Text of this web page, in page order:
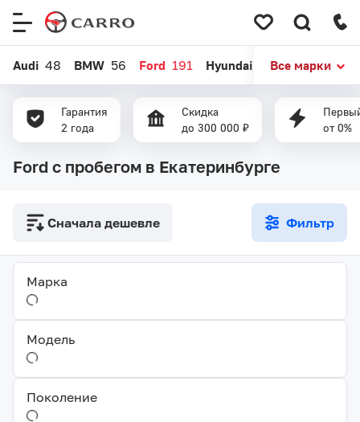
Audi 48 BMW 56 Ford 191 Hyundai 387 Kia 586
Все марки
Гарантия
2 года
Скидка
до 300 000 ₽
от 0%
Ford с пробегом в Екатеринбурге
Фильтр
Сначала дешевле
Марка
Модель
Поколение